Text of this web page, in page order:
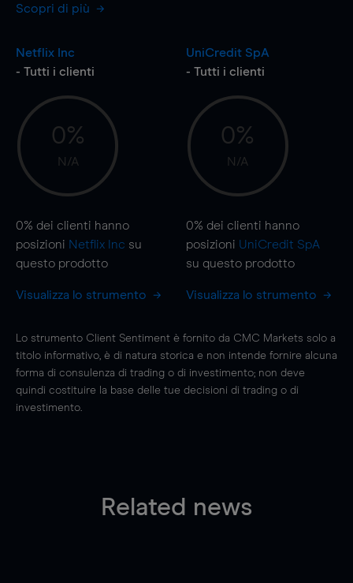
Scopri di più
Netflix Inc
- Tutti i clienti
0%
N/A
0% dei clienti hanno
posizioni Netflix Inc su
questo prodotto
Visualizza lo strumento
UniCredit SpA
- Tutti i clienti
0%
N/A
0% dei clienti hanno
posizioni UniCredit SpA
su questo prodotto
Visualizza lo strumento
Lo strumento Client Sentiment è fornito da CMC Markets solo a
titolo informativo, è di natura storica e non intende fornire alcuna
forma di consulenza di trading o di investimento; non deve
quindi costituire la base delle tue decisioni di trading o di
investimento.
Related news